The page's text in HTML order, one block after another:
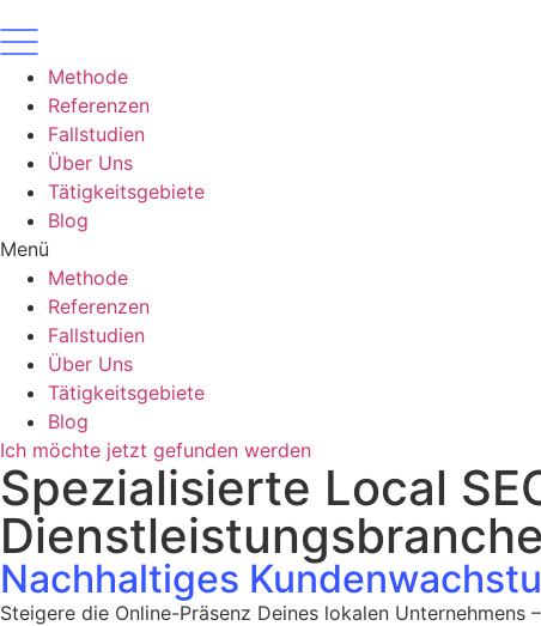
Inhalt
wechselnMethode
Referenzen
Fallstudien
Über Uns
Tätigkeitsgebiete
Blog
Menü
Methode
Referenzen
Fallstudien
Über Uns
Tätigkeitsgebiete
Blog
Ich möchte jetzt gefunden werden
Spezialisierte Local
Nachhaltiges
Steigere die Online-Präsenz Deines lokalen